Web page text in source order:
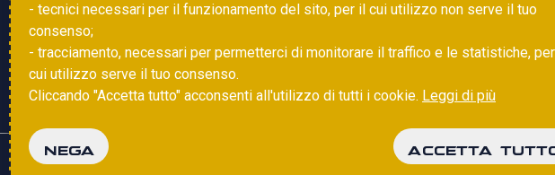
Copyright © 2025 FSGC. Tutti i diritti riservati
- tecnici necessari per il funzionamento del sito, per il cui utilizzo non serve il tuo
consenso;
- tracciamento, necessari per permetterci di monitorare il traffico e le statistiche,
cui utilizzo serve il tuo consenso.
Cliccando "Accetta tutto" acconsenti all'utilizzo di tutti i cookie. Leggi di più
NEGA ACCETTA